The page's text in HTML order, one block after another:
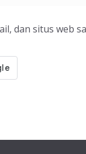
dan situs web